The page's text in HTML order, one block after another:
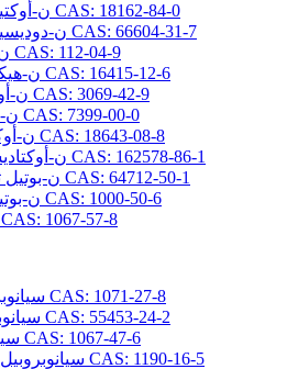
ن-أوكتيل ثنائي ميثيل كلوروسيلان CAS: 18162-84-0
ن-دوديسيل ثنائي ميثيل كلوروسيلان CAS: 66604-31-7
ن-أوكتاديسيلتريكلوروسيلان CAS: 112-04-9
ن-هيكساديسيلتريميثوكسيسيلان CAS: 16415-12-6
ن-أوكتاديسيلتريميثوكسيسيلان CAS: 3069-42-9
ن-أوكتاديسيلترييثوكسيسيلان CAS: 7399-00-0
ن-أوكتاديسيلديميثيلكلوروسيلان CAS: 18643-08-8
ن-أوكتاديسيلديسوبوتيل كلوروسيلان CAS: 162578-86-1
ن-بوتيل ثنائي ميثيل ميثوكسيسيلان CAS: 64712-50-1
ن-بوتيل ثنائي ميثيل كلوروسيلان CAS: 1000-50-6
ن-بوتيل تريميثوكسيسيلان CAS: 1067-57-8
3-سيانوبروبيل ثلاثي كلورو سيلان CAS: 1071-27-8
3-سيانوبروبيل تريميثوكسيسيلان CAS: 55453-24-2
3-سيانوبروبيلترييثوكسيسيلان CAS: 1067-47-6
3-سيانوبروبيل ميثيل ثنائي كلوروسيلان CAS: 1190-16-5